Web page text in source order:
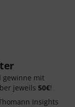
gewinne mit
jeweils 50€!
Insights